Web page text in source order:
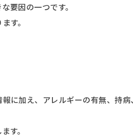
要因の一つです。
す。
に加え、アレルギーの有無、持病
す。